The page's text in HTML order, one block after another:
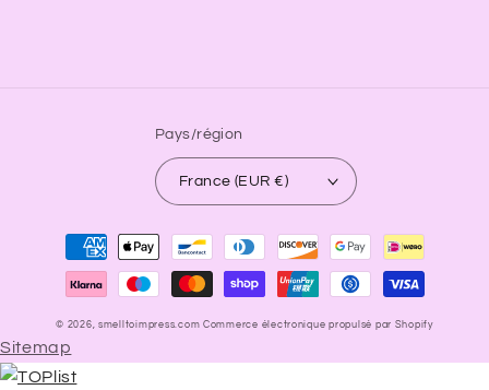
Pays/région
France (EUR €)
Moyens
paiement
© 2026,smelltoimpress.com Commerce électronique propulsé par Shopify
Sitemap